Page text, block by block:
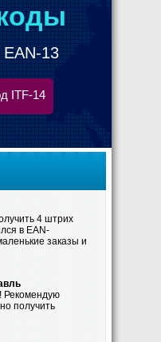
13
ITF-14
4 штрих
в EAN-
заказы и
Рекомендую
получить